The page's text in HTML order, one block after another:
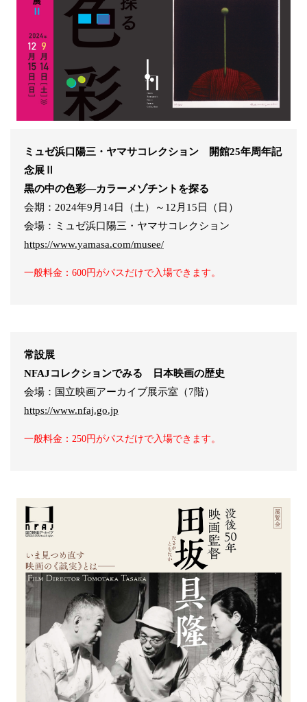
ミュゼ浜口陽三・ヤマサコレクション 開館25年周年記
念展Ⅱ
黒の中の色彩―カラーメゾチントを探る
会期：2024年9月14日（土）～12月15日（日）
会場：ミュゼ浜口陽三・ヤマサコレクション
https://www.yamasa.com/musee/
一般料金：600円がパスだけで入場できます。
常設展
NFAJコレクションでみる 日本映画の歴史
会場：国立映画アーカイブ展示室（7階）
https://www.nfaj.go.jp
一般料金：250円がパスだけで入場できます。